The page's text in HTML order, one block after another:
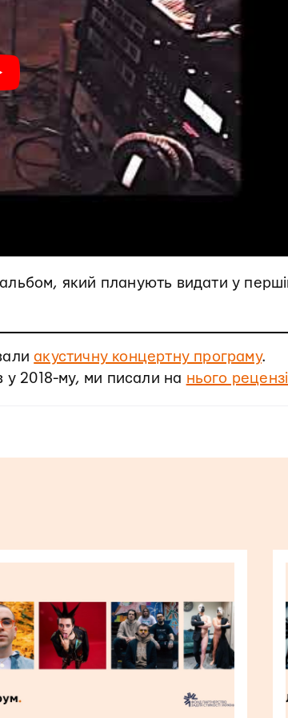
який планують видати у
акустичну концертну програму.
у 2018-му, ми писали на нього